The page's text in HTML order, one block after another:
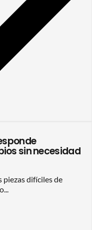
sin necesidad
piezas difíciles de